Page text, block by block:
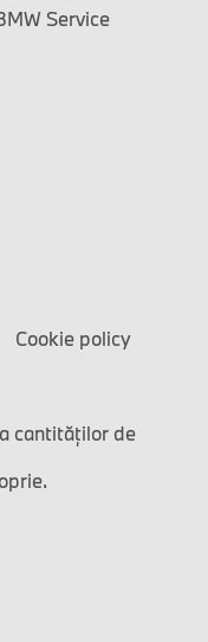
Service
Cookie policy
cantităților de